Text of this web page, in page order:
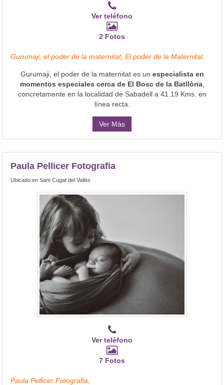
Ver teléfono
2 Fotos
Gurumaji, el poder de la maternitat, El poder de la Maternitat
Gurumaji, el poder de la maternitat es un especialista en
momentos especiales cerca de El Bosc de la Batllòria,
concretamente en la localidad de Sabadell a 41.19 Kms. en
línea recta.
Ver Más
Paula Pellicer Fotografia
Ubicado en Sant Cugat del Vallès
Ver teléfono
7 Fotos
Paula Pellicer Fotografia,